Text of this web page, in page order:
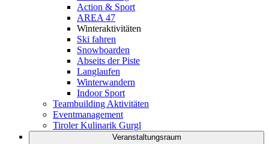
Action & Sport
AREA 47
Winteraktivitäten
Ski fahren
Snowboarden
Abseits der Piste
Langlaufen
Winterwandern
Indoor Sport
Teambuilding Aktivitäten
Eventmanagement
Tiroler Kulinarik Gurgl
Veranstaltungsraum